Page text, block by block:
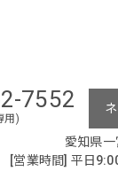
7552
用)
愛知県
[営業時間] 平日